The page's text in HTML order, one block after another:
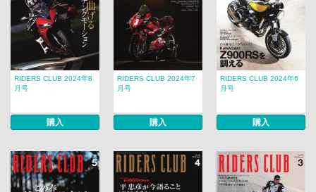
RIDERS CLUB 2024年8
月号
購入
RIDERS CLUB 2024年7
月号
購入
RIDERS CLUB 2024年6
月号
購入